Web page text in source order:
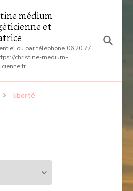
médium
et
ou par téléphone 06 20 77
christine-medium-
liberté